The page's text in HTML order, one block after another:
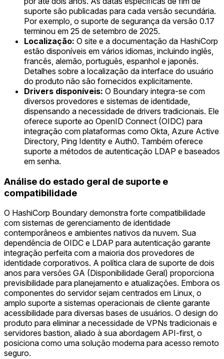
suporte são publicadas para cada versão secundária.
Por exemplo, o suporte de segurança da versão 0.17
terminou em 25 de setembro de 2025.
Localização: O site e a documentação da HashiCorp
estão disponíveis em vários idiomas, incluindo inglês,
francês, alemão, português, espanhol e japonês.
Detalhes sobre a localização da interface do usuário
do produto não são fornecidos explicitamente.
Drivers disponíveis: O Boundary integra-se com
diversos provedores e sistemas de identidade,
dispensando a necessidade de drivers tradicionais. Ele
oferece suporte ao OpenID Connect (OIDC) para
integração com plataformas como Okta, Azure Active
Directory, Ping Identity e Auth0. Também oferece
suporte a métodos de autenticação LDAP e baseados
em senha.
Análise do estado geral de suporte e
compatibilidade
O HashiCorp Boundary demonstra forte compatibilidade
com sistemas de gerenciamento de identidade
contemporâneos e ambientes nativos da nuvem. Sua
dependência de OIDC e LDAP para autenticação garante
integração perfeita com a maioria dos provedores de
identidade corporativos. A política clara de suporte de dois
anos para versões GA (Disponibilidade Geral) proporciona
previsibilidade para planejamento e atualizações. Embora os
componentes do servidor sejam centrados em Linux, o
amplo suporte a sistemas operacionais de cliente garante
acessibilidade para diversas bases de usuários. O design do
produto para eliminar a necessidade de VPNs tradicionais e
servidores bastion, aliado à sua abordagem API-first, o
posiciona como uma solução moderna para acesso remoto
seguro.